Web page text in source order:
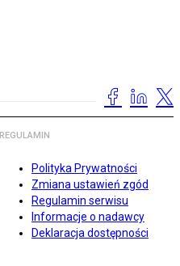
REGULAMIN
Polityka Prywatności
Zmiana ustawień zgód
Regulamin serwisu
Informacje o nadawcy
Deklaracja dostępności